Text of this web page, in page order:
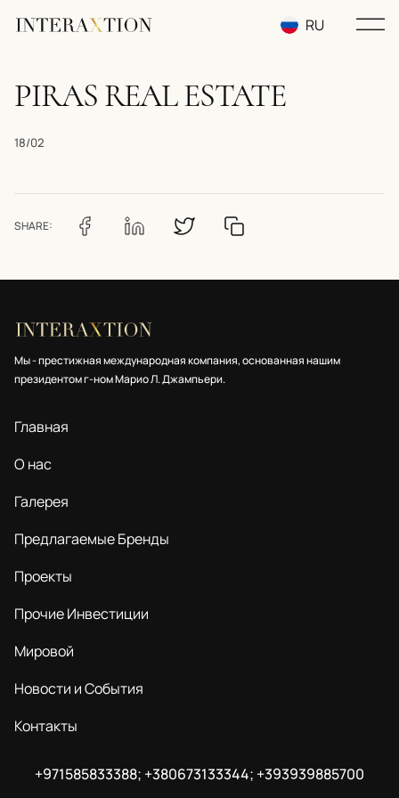
RU
PIRAS REAL ESTATE
18/02
SHARE:
Мы - престижная международная компания, основанная нашим
президентом г-ном Марио Л. Джампьери.
Главная
О нас
Галерея
Предлагаемые Бренды
Проекты
Прочие Инвестиции
Мировой
Новости и События
Контакты
+971585833388; +380673133344; +393939885700